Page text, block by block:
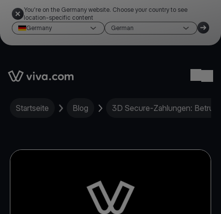
You're on the Germany website. Choose your country to see
location-specific content
Germany
German
Link to the homepage
Startseite Blog 3D Secure-Zahlungen: